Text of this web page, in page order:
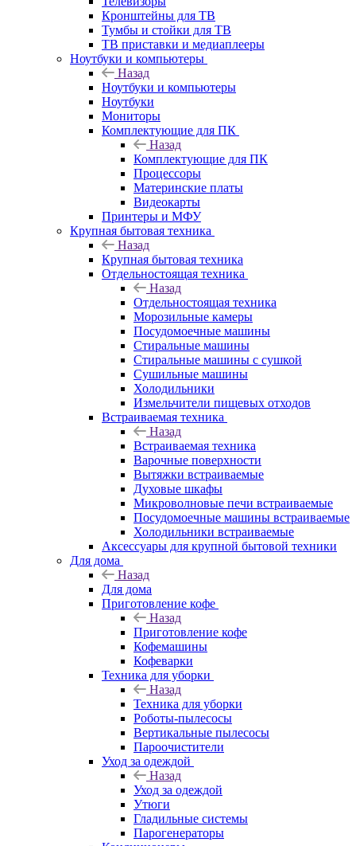
Кронштейны для ТВ
Тумбы и стойки для ТВ
ТВ приставки и медиаплееры
Ноутбуки и компьютеры
Назад
Ноутбуки и компьютеры
Ноутбуки
Мониторы
Комплектующие для ПК
Назад
Комплектующие для ПК
Процессоры
Материнские платы
Видеокарты
Принтеры и МФУ
Крупная бытовая техника
Назад
Крупная бытовая техника
Отдельностоящая техника
Назад
Отдельностоящая техника
Морозильные камеры
Посудомоечные машины
Стиральные машины
Стиральные машины с сушкой
Сушильные машины
Холодильники
Измельчители пищевых отходов
Встраиваемая техника
Назад
Встраиваемая техника
Варочные поверхности
Вытяжки встраиваемые
Духовые шкафы
Микроволновые печи встраиваемые
Посудомоечные машины встраиваемые
Холодильники встраиваемые
Аксессуары для крупной бытовой техники
Для дома
Назад
Для дома
Приготовление кофе
Назад
Приготовление кофе
Кофемашины
Кофеварки
Техника для уборки
Назад
Техника для уборки
Роботы-пылесосы
Вертикальные пылесосы
Пароочистители
Уход за одеждой
Назад
Уход за одеждой
Утюги
Гладильные системы
Парогенераторы